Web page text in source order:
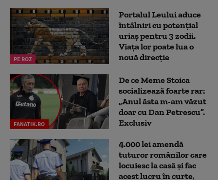
PE ROZ
Portalul Leului aduce
întâlniri cu potențial
uriaș pentru 3 zodii.
Viața lor poate lua o
nouă direcție
FANATIK.RO
De ce Meme Stoica
socializează foarte rar:
„Anul ăsta m-am văzut
doar cu Dan Petrescu”.
Exclusiv
4.000 lei amendă
tuturor românilor care
locuiesc la casă și fac
acest lucru în curte,